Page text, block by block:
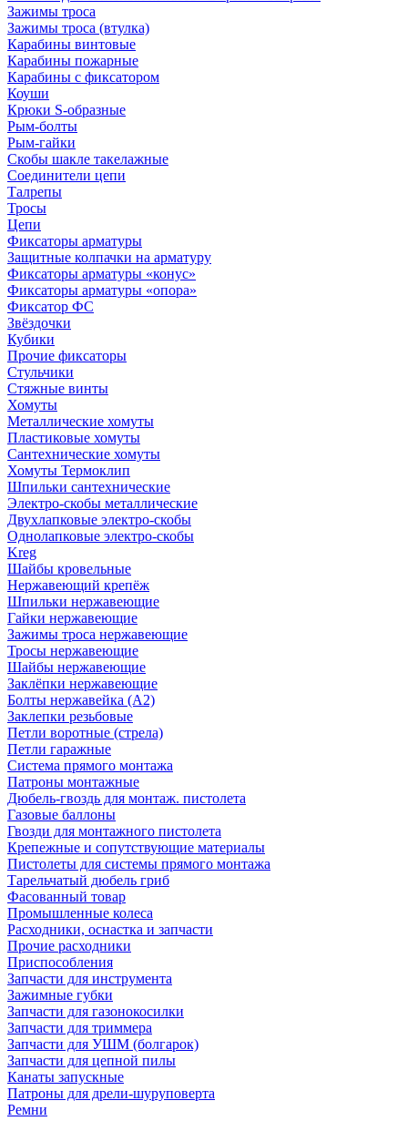
Зажимы троса
Зажимы троса (втулка)
Карабины винтовые
Карабины пожарные
Карабины с фиксатором
Коуши
Крюки S-образные
Рым-болты
Рым-гайки
Скобы шакле такелажные
Соединители цепи
Талрепы
Тросы
Цепи
Фиксаторы арматуры
Защитные колпачки на арматуру
Фиксаторы арматуры «конус»
Фиксаторы арматуры «опора»
Фиксатор ФС
Звёздочки
Кубики
Прочие фиксаторы
Стульчики
Стяжные винты
Хомуты
Металлические хомуты
Пластиковые хомуты
Сантехнические хомуты
Хомуты Термоклип
Шпильки сантехнические
Электро-скобы металлические
Двухлапковые электро-скобы
Однолапковые электро-скобы
Kreg
Шайбы кровельные
Нержавеющий крепёж
Шпильки нержавеющие
Гайки нержавеющие
Зажимы троса нержавеющие
Тросы нержавеющие
Шайбы нержавеющие
Заклёпки нержавеющие
Болты нержавейка (А2)
Заклепки резьбовые
Петли воротные (стрела)
Петли гаражные
Система прямого монтажа
Патроны монтажные
Дюбель-гвоздь для монтаж. пистолета
Газовые баллоны
Гвозди для монтажного пистолета
Крепежные и сопутствующие материалы
Пистолеты для системы прямого монтажа
Тарельчатый дюбель гриб
Фасованный товар
Промышленные колеса
Расходники, оснастка и запчасти
Прочие расходники
Приспособления
Запчасти для инструмента
Зажимные губки
Запчасти для газонокосилки
Запчасти для триммера
Запчасти для УШМ (болгарок)
Запчасти для цепной пилы
Канаты запускные
Патроны для дрели-шуруповерта
Ремни